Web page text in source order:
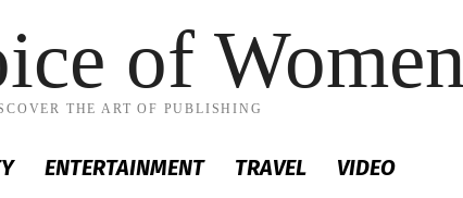
of
THE ART OF PUBLISHING
ENTERTAINMENT TRAVEL VIDEO